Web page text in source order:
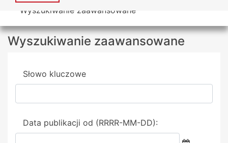
Tutaj jesteś
Wyszukiwanie zaawansowane
Wyszukiwanie zaawansowane
Wyszukiwarka
Słowo kluczowe
Data publikacji od (RRRR-MM-DD):